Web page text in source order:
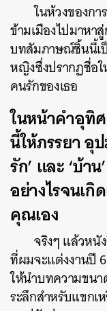
ในห้วงของกา
ข้ามเมืองไปมาห
บทสัมภาษณ์ชิ้นนี้เ
หญิงซึ่งปรากฏชื่อ
คนรักของเธอ
ในหน้าคำอุทิ
นี้ให้ภรรยา อุ
รัก’ และ ‘บ้
อย่างไรจนเ
คุณเอง
จริงๆ แล้วหนั
ที่ผมจะแต่งงานปี
ให้นำบทความขน
ระลึกสำหรับแขกเ